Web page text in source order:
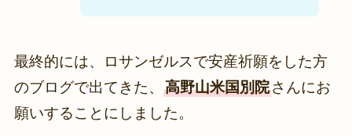
最終的には、ロサンゼルスで安産祈願をした方
のブログで出てきた、 高野山米国別院さんにお
願いすることにしました。